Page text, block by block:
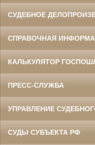
СУДЕБНОЕ
СПРАВОЧНАЯ
КАЛЬКУЛЯТОР
ПРЕСС-СЛУЖБА
УПРАВЛЕНИЕ
СУДЫ СУБЪЕКТА РФ